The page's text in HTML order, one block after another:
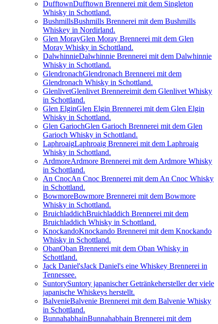
DufftownDufftown Brennerei mit dem Singleton
Whisky in Schottland.
BushmillsBushmills Brennerei mit dem Bushmills
Whiskey in Nordirland.
Glen MorayGlen Moray Brennerei mit dem Glen
Moray Whisky in Schottland.
DalwhinnieDalwhinnie Brennerei mit dem Dalwhinnie
Whisky in Schottland.
GlendronachGlendronach Brennerei mit dem
Glendronach Whisky in Schottland.
GlenlivetGlenlivet Brennereimit dem Glenlivet Whisky
in Schottland.
Glen ElginGlen Elgin Brennerei mit dem Glen Elgin
Whisky in Schottland.
Glen GariochGlen Garioch Brennerei mit dem Glen
Garioch Whisky in Schottland.
LaphroaigLaphroaig Brennerei mit dem Laphroaig
Whisky in Schottland.
ArdmoreArdmore Brennerei mit dem Ardmore Whisky
in Schottland.
An CnocAn Cnoc Brennerei mit dem An Cnoc Whisky
in Schottland.
BowmoreBowmore Brennerei mit dem Bowmore
Whisky in Schottland.
BruichladdichBruichladdich Brennerei mit dem
Bruichladdich Whisky in Schottland.
KnockandoKnockando Brennerei mit dem Knockando
Whisky in Schottland.
ObanOban Brennerei mit dem Oban Whisky in
Schottland.
Jack Daniel'sJack Daniel's eine Whiskey Brennerei in
Tennessee.
SuntorySuntory japanischer Getränkehersteller der viele
japanische Whiskeys herstellt.
BalvenieBalvenie Brennerei mit dem Balvenie Whisky
in Schottland.
BunnahabhainBunnahabhain Brennerei mit dem